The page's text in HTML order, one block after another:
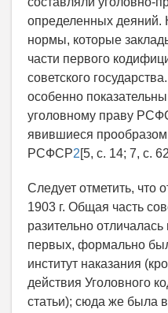
определенных
нормы, которые
части первого
советского
особенно
уголовному праву
явившиеся
РСФСР2 [5, с. 14; 7, с.
Следует отметить, что
1903 г. Общая часть
разительно
первых, формально
институт наказания
действия Уголовного
статьи); сюда же была